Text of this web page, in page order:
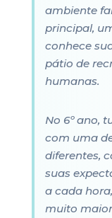
ambiente
principal,
conhece
pátio de
humanas.
No 6º ano,
com uma
diferentes,
suas
a cada
muito